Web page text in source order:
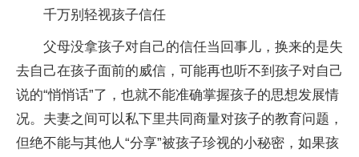
千万别轻视孩子信任
父母没拿孩子对自己的信任当回事儿，换来的是失
去自己在孩子面前的威信，可能再也听不到孩子对自己
说的“悄悄话”了，也就不能准确掌握孩子的思想发展情
况。夫妻之间可以私下里共同商量对孩子的教育问题，
但绝不能与其他人“分享”被孩子珍视的小秘密，如果孩